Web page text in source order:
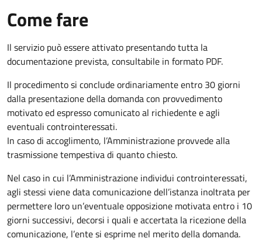
Come fare
Il servizio può essere attivato presentando tutta la
documentazione prevista, consultabile in formato PDF.
Il procedimento si conclude ordinariamente entro 30 giorni
dalla presentazione della domanda con provvedimento
motivato ed espresso comunicato al richiedente e agli
eventuali controinteressati.
In caso di accoglimento, l’Amministrazione provvede alla
trasmissione tempestiva di quanto chiesto.
Nel caso in cui l’Amministrazione individui controinteressati,
agli stessi viene data comunicazione dell’istanza inoltrata per
permettere loro un’eventuale opposizione motivata entro i 10
giorni successivi, decorsi i quali e accertata la ricezione della
comunicazione, l’ente si esprime nel merito della domanda.